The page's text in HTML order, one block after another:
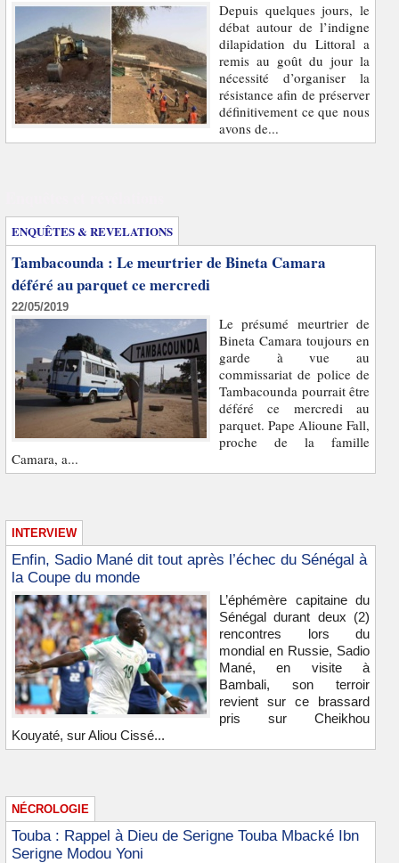
Depuis quelques jours, le
débat autour de l’indigne
dilapidation du Littoral a
remis au goût du jour la
nécessité d’organiser la
résistance afin de préserver
définitivement ce que nous
avons de...
ENQUÊTES & REVELATIONS
Tambacounda : Le meurtrier de Bineta Camara
déféré au parquet ce mercredi
22/05/2019
Le présumé meurtrier de
Bineta Camara toujours en
garde à vue au
commissariat de police de
Tambacounda pourrait être
déféré ce mercredi au
parquet. Pape Alioune Fall,
proche de la famille
Camara, a...
INTERVIEW
Enfin, Sadio Mané dit tout après l’échec du Sénégal à
la Coupe du monde
L’éphémère capitaine du
Sénégal durant deux (2)
rencontres lors du
mondial en Russie, Sadio
Mané, en visite à
Bambali, son terroir
revient sur ce brassard
pris sur Cheikhou
Kouyaté, sur Aliou Cissé...
NÉCROLOGIE
Touba : Rappel à Dieu de Serigne Touba Mbacké Ibn
Serigne Modou Yoni